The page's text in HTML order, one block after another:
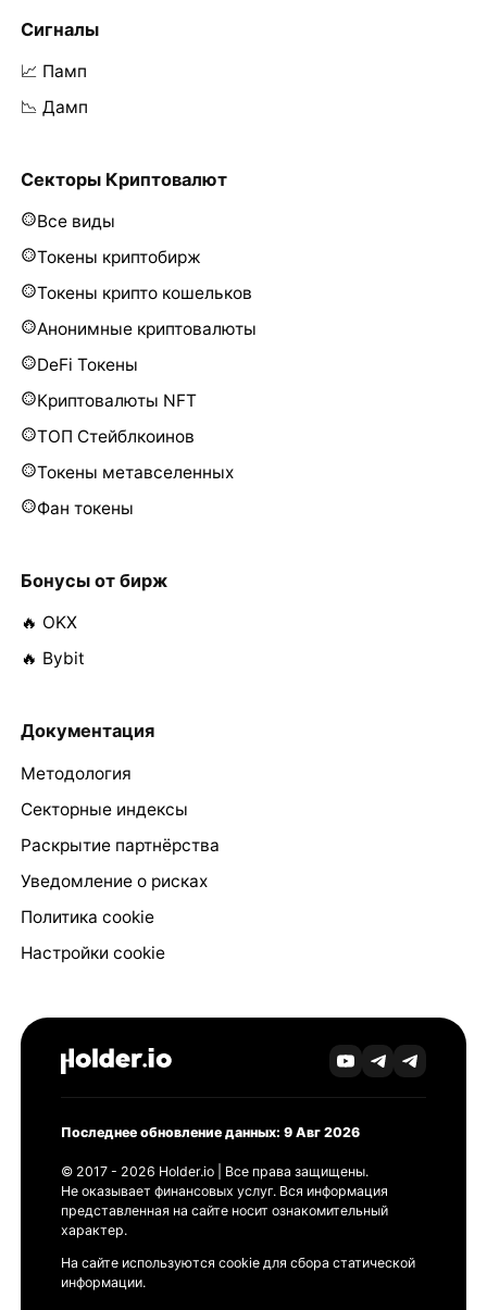
Сигналы
📈 Памп
📉 Дамп
Секторы Криптовалют
Все виды
Токены криптобирж
Токены крипто кошельков
Анонимные криптовалюты
DeFi Токены
Криптовалюты NFT
ТОП Стейблкоинов
Токены метавселенных
Фан токены
Бонусы от бирж
🔥 OKX
🔥 Bybit
Документация
Методология
Секторные индексы
Раскрытие партнёрства
Уведомление о рисках
Политика cookie
Настройки cookie
Последнее обновление данных: 9 Авг 2026
© 2017 - 2026 Holder.io | Все права защищены.
Не оказывает финансовых услуг. Вся информация
представленная на сайте носит ознакомительный
характер.
На сайте используются cookie для сбора статической
информации.